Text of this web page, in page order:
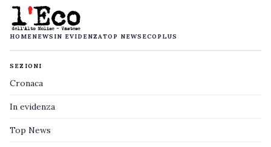
HOMENEWS IN EVIDENZATOP NEWS ECOPLUS
SEZIONI
Cronaca
In evidenza
Top News